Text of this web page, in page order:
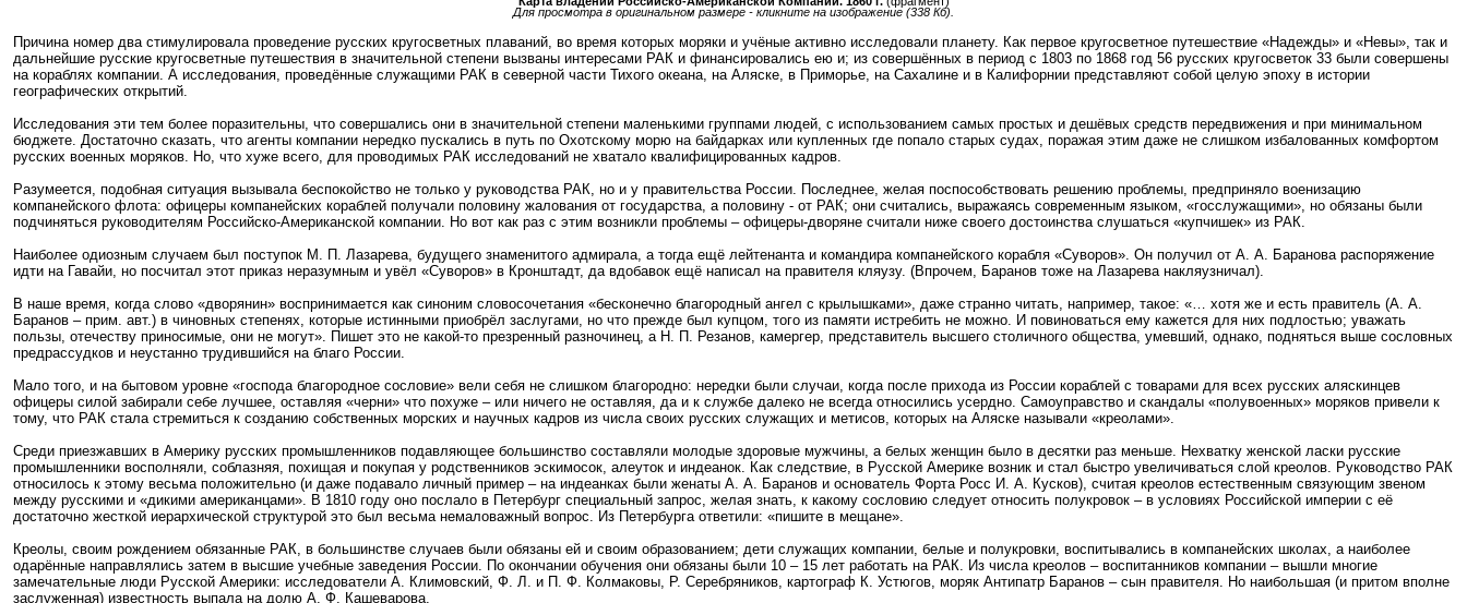
Для просмотра в оригинальном размере - кликните на изображение (338 Кб).
Причина номер два стимулировала проведение русских кругосветных плаваний, во время которых моряки и учёные активно исследовали планету. Как первое кругосветное путешествие «Надежды» и «Невы», так и
дальнейшие русские кругосветные путешествия в значительной степени вызваны интересами РАК и финансировались ею и; из совершённых в период с 1803 по 1868 год 56 русских кругосветок 33 были совершены
на кораблях компании. А исследования, проведённые служащими РАК в северной части Тихого океана, на Аляске, в Приморье, на Сахалине и в Калифорнии представляют собой целую эпоху в истории
географических открытий.
Исследования эти тем более поразительны, что совершались они в значительной степени маленькими группами людей, с использованием самых простых и дешёвых средств передвижения и при минимальном
бюджете. Достаточно сказать, что агенты компании нередко пускались в путь по Охотскому морю на байдарках или купленных где попало старых судах, поражая этим даже не слишком избалованных комфортом
русских военных моряков. Но, что хуже всего, для проводимых РАК исследований не хватало квалифицированных кадров.
Разумеется, подобная ситуация вызывала беспокойство не только у руководства РАК, но и у правительства России. Последнее, желая поспособствовать решению проблемы, предприняло военизацию
компанейского флота: офицеры компанейских кораблей получали половину жалования от государства, а половину - от РАК; они считались, выражаясь современным языком, «госслужащими», но обязаны были
подчиняться руководителям Российско-Американской компании. Но вот как раз с этим возникли проблемы – офицеры-дворяне считали ниже своего достоинства слушаться «купчишек» из РАК.
Наиболее одиозным случаем был поступок М. П. Лазарева, будущего знаменитого адмирала, а тогда ещё лейтенанта и командира компанейского корабля «Суворов». Он получил от А. А. Баранова распоряжение
идти на Гавайи, но посчитал этот приказ неразумным и увёл «Суворов» в Кронштадт, да вдобавок ещё написал на правителя кляузу. (Впрочем, Баранов тоже на Лазарева накляузничал).
В наше время, когда слово «дворянин» воспринимается как синоним словосочетания «бесконечно благородный ангел с крылышками», даже странно читать, например, такое: «… хотя же и есть правитель (А. А.
Баранов – прим. авт.) в чиновных степенях, которые истинными приобрёл заслугами, но что прежде был купцом, того из памяти истребить не можно. И повиноваться ему кажется для них подлостью; уважать
пользы, отечеству приносимые, они не могут». Пишет это не какой-то презренный разночинец, а Н. П. Резанов, камергер, представитель высшего столичного общества, умевший, однако, подняться выше сословных
предрассудков и неустанно трудившийся на благо России.
Мало того, и на бытовом уровне «господа благородное сословие» вели себя не слишком благородно: нередки были случаи, когда после прихода из России кораблей с товарами для всех русских аляскинцев
офицеры силой забирали себе лучшее, оставляя «черни» что похуже – или ничего не оставляя, да и к службе далеко не всегда относились усердно. Самоуправство и скандалы «полувоенных» моряков привели к
тому, что РАК стала стремиться к созданию собственных морских и научных кадров из числа своих русских служащих и метисов, которых на Аляске называли «креолами».
Среди приезжавших в Америку русских промышленников подавляющее большинство составляли молодые здоровые мужчины, а белых женщин было в десятки раз меньше. Нехватку женской ласки русские
промышленники восполняли, соблазняя, похищая и покупая у родственников эскимосок, алеуток и индеанок. Как следствие, в Русской Америке возник и стал быстро увеличиваться слой креолов. Руководство РАК
относилось к этому весьма положительно (и даже подавало личный пример – на индеанках были женаты А. А. Баранов и основатель Форта Росс И. А. Кусков), считая креолов естественным связующим звеном
между русскими и «дикими американцами». В 1810 году оно послало в Петербург специальный запрос, желая знать, к какому сословию следует относить полукровок – в условиях Российской империи с её
достаточно жесткой иерархической структурой это был весьма немаловажный вопрос. Из Петербурга ответили: «пишите в мещане».
Креолы, своим рождением обязанные РАК, в большинстве случаев были обязаны ей и своим образованием; дети служащих компании, белые и полукровки, воспитывались в компанейских школах, а наиболее
одарённые направлялись затем в высшие учебные заведения России. По окончании обучения они обязаны были 10 – 15 лет работать на РАК. Из числа креолов – воспитанников компании – вышли многие
замечательные люди Русской Америки: исследователи А. Климовский, Ф. Л. и П. Ф. Колмаковы, Р. Серебряников, картограф К. Устюгов, моряк Антипатр Баранов – сын правителя. Но наибольшая (и притом вполне
заслуженная) известность выпала на долю А. Ф. Кашеварова.